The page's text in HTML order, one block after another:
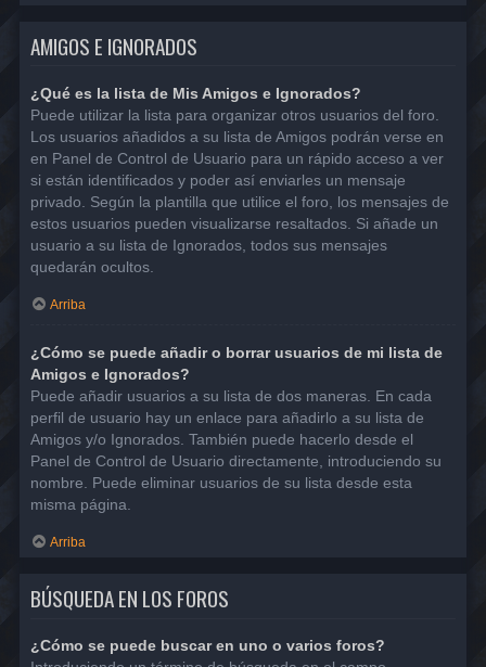
AMIGOS E IGNORADOS
¿Qué es la lista de Mis Amigos e Ignorados?
Puede utilizar la lista para organizar otros usuarios del foro.
Los usuarios añadidos a su lista de Amigos podrán verse en
en Panel de Control de Usuario para un rápido acceso a ver
si están identificados y poder así enviarles un mensaje
privado. Según la plantilla que utilice el foro, los mensajes de
estos usuarios pueden visualizarse resaltados. Si añade un
usuario a su lista de Ignorados, todos sus mensajes
quedarán ocultos.
Arriba
¿Cómo se puede añadir o borrar usuarios de mi lista de
Amigos e Ignorados?
Puede añadir usuarios a su lista de dos maneras. En cada
perfil de usuario hay un enlace para añadirlo a su lista de
Amigos y/o Ignorados. También puede hacerlo desde el
Panel de Control de Usuario directamente, introduciendo su
nombre. Puede eliminar usuarios de su lista desde esta
misma página.
Arriba
BÚSQUEDA EN LOS FOROS
¿Cómo se puede buscar en uno o varios foros?